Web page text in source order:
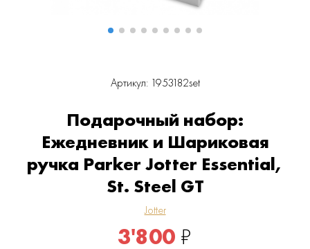
Артикул: 1953182set
Подарочный набор:
Ежедневник и Шариковая
ручка Parker Jotter Essential,
St. Steel GT
Jotter
3'800 ₽